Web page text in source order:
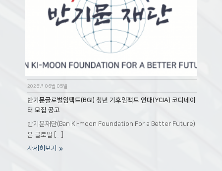
2026년 06월 05일
반기문글로벌임팩트(BGI) 청년 기후임팩트 연대(YCIA) 코디네이
터 모집 공고
반기문재단(Ban Ki-moon Foundation For a Better Future)
은 글로벌 [...]
자세히보기